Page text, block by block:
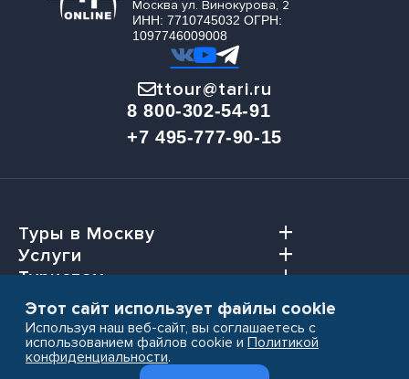
Москва ул. Винокурова, 2
ИНН: 7710745032 ОГРН:
1097746009008
ttour@tari.ru
8 800-302-54-91
+7 495-777-90-15
Туры в Москву
Услуги
Туристам
Агентствам
Этот сайт использует файлы cookie
Используя наш веб-сайт, вы соглашаетесь с
использованием файлов cookie и Политикой
конфиденциальности.